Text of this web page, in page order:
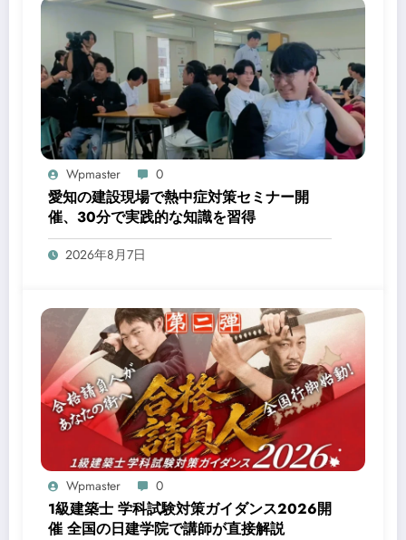
Wpmaster 0
愛知の建設現場で熱中症対策セミナー開
催、30分で実践的な知識を習得
2026年8月7日
Wpmaster 0
1級建築士 学科試験対策ガイダンス2026開
催 全国の日建学院で講師が直接解説